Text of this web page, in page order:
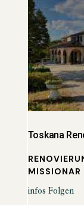
Toskana
MISSIONAR
infos Folgen